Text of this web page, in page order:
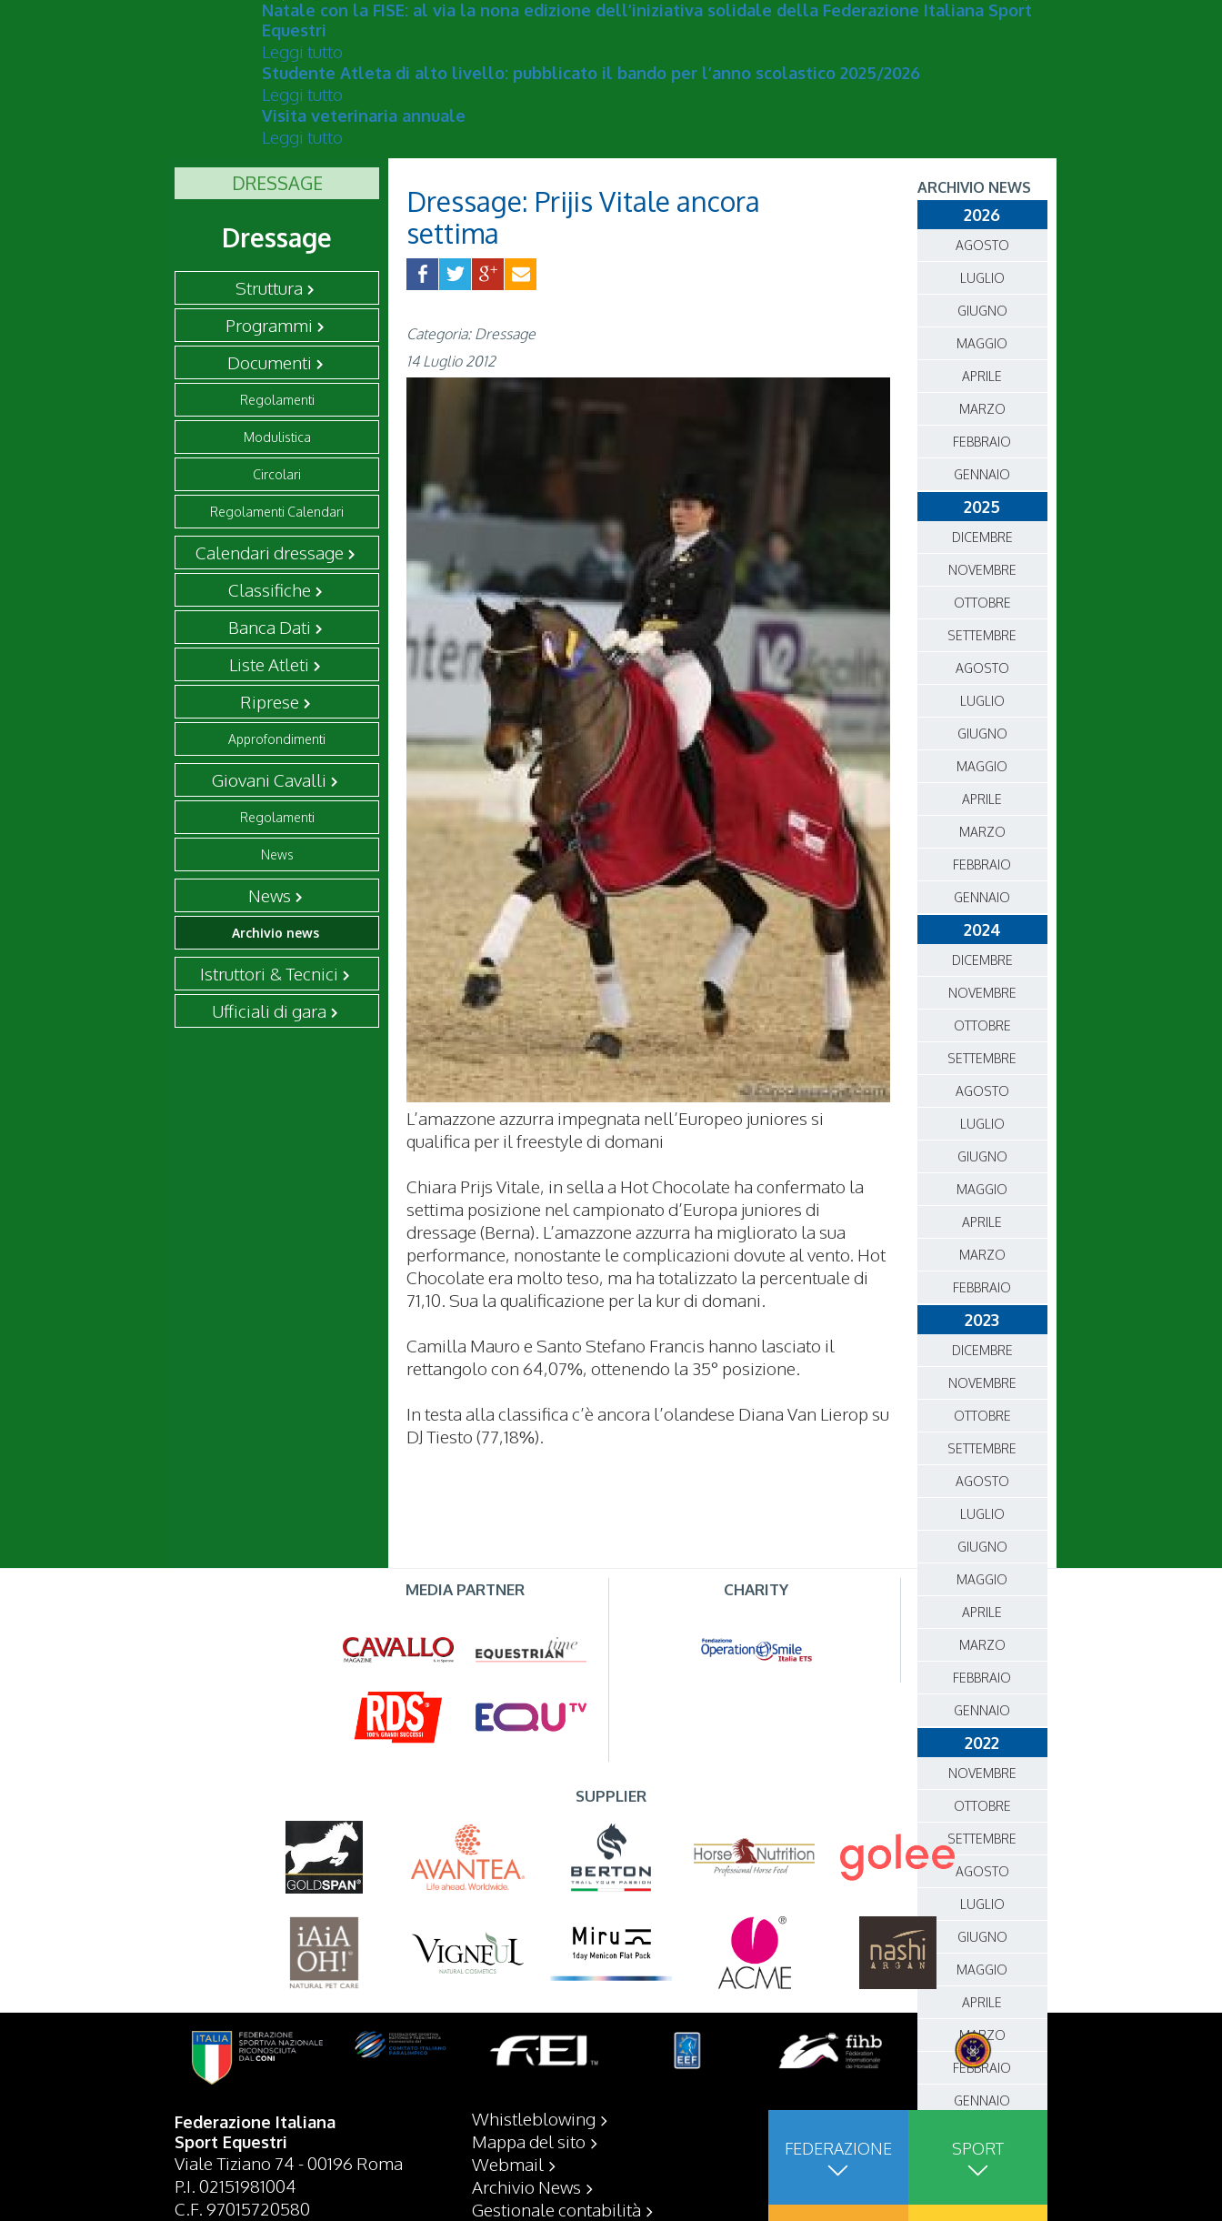
Natale con la FISE: al via la nona edizione dell’iniziativa solidale della Federazione Italiana Sport
Equestri
Leggi tutto
Studente Atleta di alto livello: pubblicato il bando per l’anno scolastico 2025/2026
Leggi tutto
Visita veterinaria annuale
Leggi tutto
DRESSAGE
Dressage
Struttura
Programmi
Documenti
Regolamenti
Modulistica
Circolari
Regolamenti Calendari
Calendari dressage
Classifiche
Banca Dati
Liste Atleti
Riprese
Approfondimenti
Giovani Cavalli
Regolamenti
News
News
Archivio news
Istruttori & Tecnici
Ufficiali di gara
Dressage: Prijis Vitale ancora
settima
Categoria: Dressage
14 Luglio 2012
L’amazzone azzurra impegnata nell’Europeo juniores si
qualifica per il freestyle di domani
Chiara Prijs Vitale, in sella a Hot Chocolate ha confermato la
settima posizione nel campionato d’Europa juniores di
dressage (Berna). L’amazzone azzurra ha migliorato la sua
performance, nonostante le complicazioni dovute al vento. Hot
Chocolate era molto teso, ma ha totalizzato la percentuale di
71,10. Sua la qualificazione per la kur di domani.
Camilla Mauro e Santo Stefano Francis hanno lasciato il
rettangolo con 64,07%, ottenendo la 35° posizione.
In testa alla classifica c’è ancora l’olandese Diana Van Lierop su
DJ Tiesto (77,18%).
ARCHIVIO NEWS
2026
AGOSTO
LUGLIO
GIUGNO
MAGGIO
APRILE
MARZO
FEBBRAIO
GENNAIO
2025
DICEMBRE
NOVEMBRE
OTTOBRE
SETTEMBRE
AGOSTO
LUGLIO
GIUGNO
MAGGIO
APRILE
MARZO
FEBBRAIO
GENNAIO
2024
DICEMBRE
NOVEMBRE
OTTOBRE
SETTEMBRE
AGOSTO
LUGLIO
GIUGNO
MAGGIO
APRILE
MARZO
FEBBRAIO
2023
DICEMBRE
NOVEMBRE
OTTOBRE
SETTEMBRE
AGOSTO
LUGLIO
GIUGNO
MAGGIO
APRILE
MARZO
FEBBRAIO
GENNAIO
2022
NOVEMBRE
OTTOBRE
SETTEMBRE
AGOSTO
LUGLIO
GIUGNO
MAGGIO
APRILE
MARZO
FEBBRAIO
GENNAIO
DICEMBRE
MEDIA PARTNER CHARITY
SUPPLIER
Federazione Italiana
Sport Equestri
Viale Tiziano 74 - 00196 Roma
P.I. 02151981004
C.F. 97015720580
Whistleblowing
Mappa del sito
Webmail
Archivio News
Gestionale contabilità
FEDERAZIONE SPORT